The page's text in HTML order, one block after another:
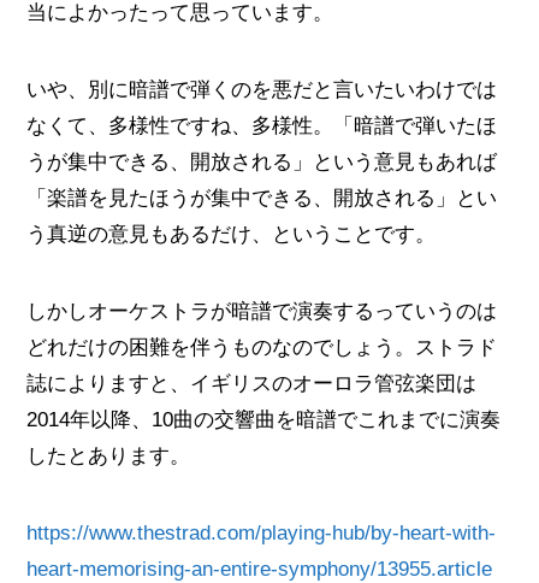
当によかったって思っています。
いや、別に暗譜で弾くのを悪だと言いたいわけでは
なくて、多様性ですね、多様性。「暗譜で弾いたほ
うが集中できる、開放される」という意見もあれば
「楽譜を見たほうが集中できる、開放される」とい
う真逆の意見もあるだけ、ということです。
しかしオーケストラが暗譜で演奏するっていうのは
どれだけの困難を伴うものなのでしょう。ストラド
誌によりますと、イギリスのオーロラ管弦楽団は
2014年以降、10曲の交響曲を暗譜でこれまでに演奏
したとあります。
https://www.thestrad.com/playing-hub/by-heart-with-
heart-memorising-an-entire-symphony/13955.article